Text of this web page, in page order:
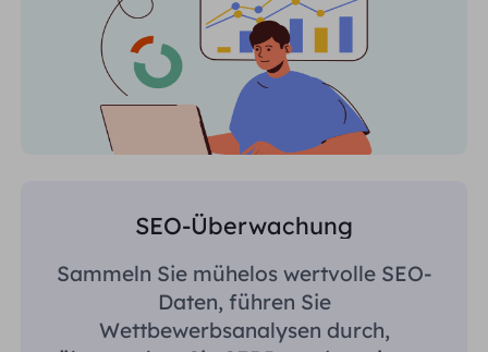
SEO-Überwachung
Sammeln Sie mühelos wertvolle SEO-
Daten, führen Sie
Wettbewerbsanalysen durch,